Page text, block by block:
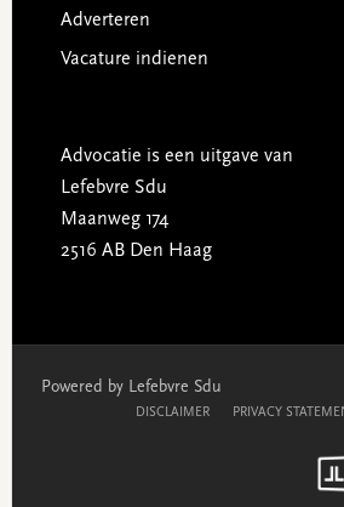
Adverteren
Vacature indienen
Advocatie is een uitgave van
Lefebvre Sdu
Maanweg 174
2516 AB Den Haag
Powered by Lefebvre Sdu
DISCLAIMER PRIVACY